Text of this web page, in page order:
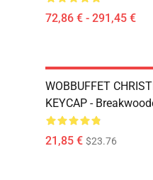
72,86 € - 291,45 €
WOBBUFFET
KEYCAP -
21,85 € $23.76